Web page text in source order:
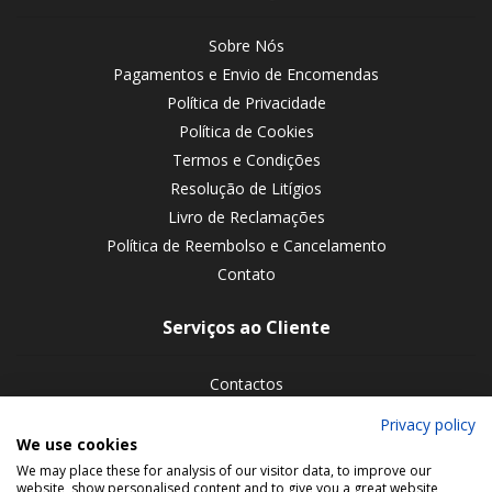
Sobre Nós
Pagamentos e Envio de Encomendas
Política de Privacidade
Política de Cookies
Termos e Condições
Resolução de Litígios
Livro de Reclamações
Política de Reembolso e Cancelamento
Contato
Serviços ao Cliente
Contactos
Siga-nos nas redes sociais
Privacy policy
We use cookies
We may place these for analysis of our visitor data, to improve our
website, show personalised content and to give you a great website